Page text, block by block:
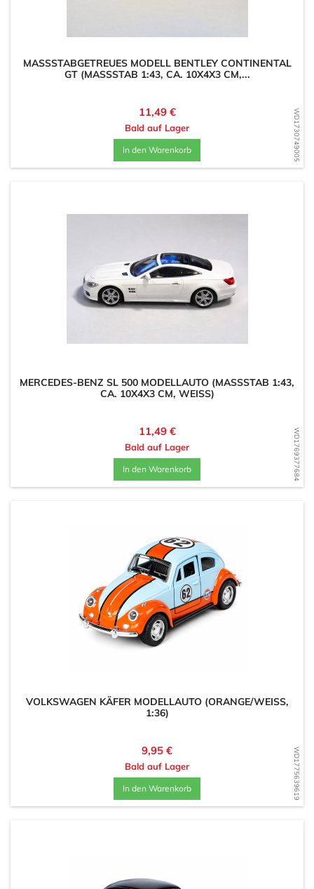
WD1730749005
MASSSTABGETREUES MODELL BENTLEY CONTINENTAL G
T (MASSSTAB 1:43, CA. 10X4X3 CM,...
Preis
11,49 €
Bald auf Lager
In den Warenkorb
WD1769377684
MERCEDES-BENZ SL 500 MODELLAUTO (MASSSTAB 1:43, C
A. 10X4X3 CM, WEISS)
Preis
11,49 €
Bald auf Lager
In den Warenkorb
WD1775639619
VOLKSWAGEN KÄFER MODELLAUTO (ORANGE/WEISS, 1
:36)
Preis
9,95 €
Bald auf Lager
In den Warenkorb